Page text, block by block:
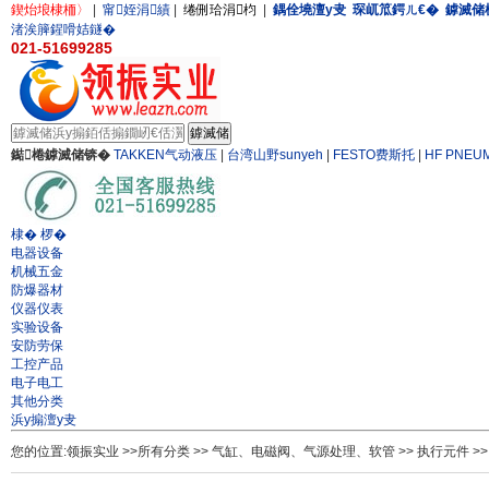
鍥炲埌棣栭〉 甯姪涓績 绻侀珨涓枃 鍝佺墝澶у叏 琛屼笟鍔ㄦ€� 鎼滅
渚涘簲鍟嗗姞鐩�
021-51699285
鐑棬鎼滅储锛� TAKKEN气动液压 台湾山野sunyeh FESTO费斯托 HF
棣� 椤�
电器设备
机械五金
防爆器材
仪器仪表
实验设备
安防劳保
工控产品
电子电工
其他分类
浜у搧澶у叏
您的位置:领振实业 >>所有分类 >> 气缸、电磁阀、气源处理、软管 >> 执行元件